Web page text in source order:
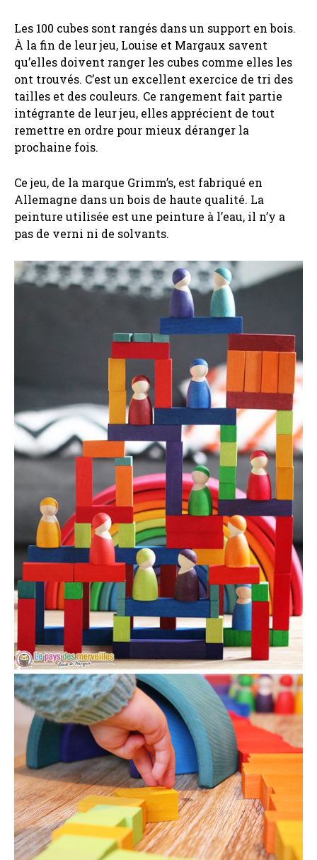
Les 100 cubes sont rangés dans un support en bois.
À la fin de leur jeu, Louise et Margaux savent
qu’elles doivent ranger les cubes comme elles les
ont trouvés. C’est un excellent exercice de tri des
tailles et des couleurs. Ce rangement fait partie
intégrante de leur jeu, elles apprécient de tout
remettre en ordre pour mieux déranger la
prochaine fois.
Ce jeu, de la marque Grimm’s, est fabriqué en
Allemagne dans un bois de haute qualité. La
peinture utilisée est une peinture à l’eau, il n’y a
pas de verni ni de solvants.